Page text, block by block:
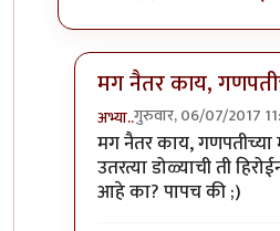
मग नैतर काय,
अभ्या..गुरुवार, 06/07/2017
In reply toहा..हा...by
मग नैतर काय, गणपतीच्या
उतरत्या डोळ्याची ती
आहे का? पापच की ;)